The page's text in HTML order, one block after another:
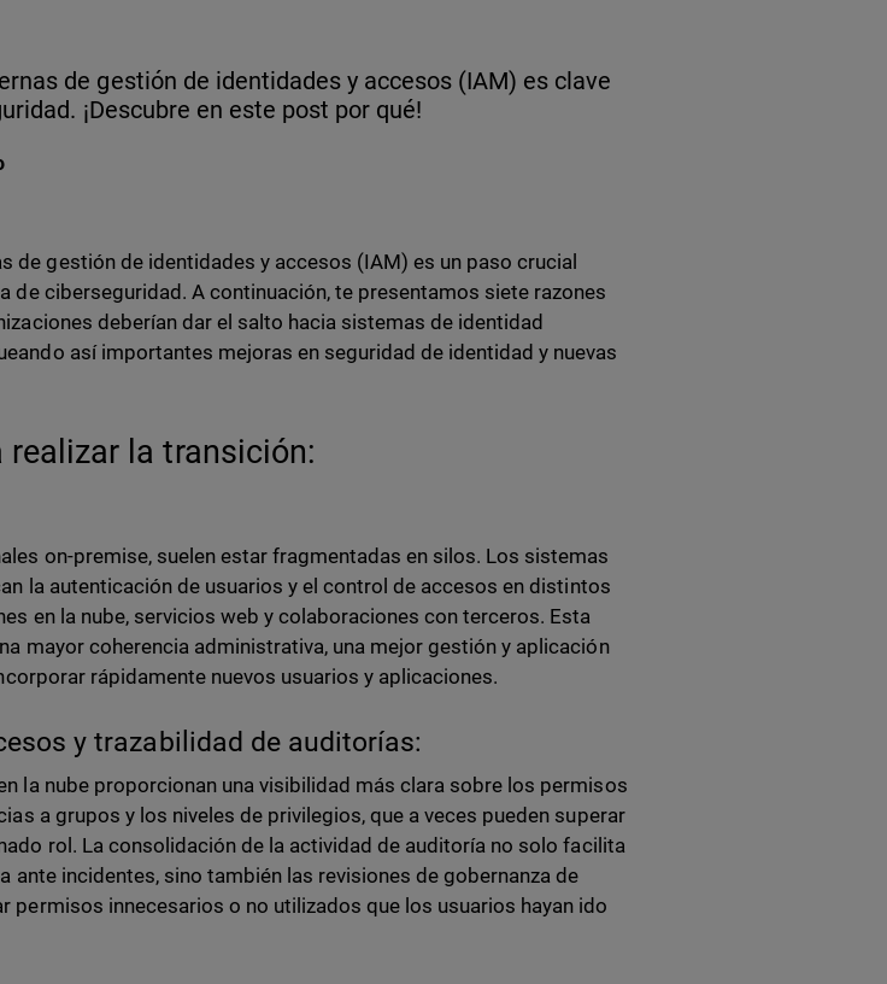
de gestión de identidades y accesos (IAM) es clave
¡Descubre en este post por qué!
Reddit
de gestión de identidades y accesos (IAM) es un paso crucial
de ciberseguridad. A continuación, te presentamos siete razones
deberían dar el salto hacia sistemas de identidad
así importantes mejoras en seguridad de identidad y nuevas
realizar la transición:
on-premise, suelen estar fragmentadas en silos. Los sistemas
la autenticación de usuarios y el control de accesos en distintos
en la nube, servicios web y colaboraciones con terceros. Esta
mayor coherencia administrativa, una mejor gestión y aplicación
rápidamente nuevos usuarios y aplicaciones.
y trazabilidad de auditorías:
la nube proporcionan una visibilidad más clara sobre los permisos
a grupos y los niveles de privilegios, que a veces pueden superar
rol. La consolidación de la actividad de auditoría no solo facilita
ante incidentes, sino también las revisiones de gobernanza de
permisos innecesarios o no utilizados que los usuarios hayan ido